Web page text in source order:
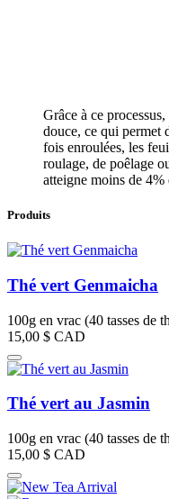
Grâce à ce
douce, ce qui permet
fois enroulées, les
roulage, de poêlage
atteigne moins de
Produits
Thé vert Genmaicha
100g en vrac (40 tasses de
15,00 $ CAD
Thé vert au Jasmin
100g en vrac (40 tasses de
15,00 $ CAD